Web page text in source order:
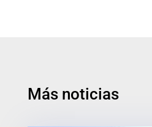
Más noticias